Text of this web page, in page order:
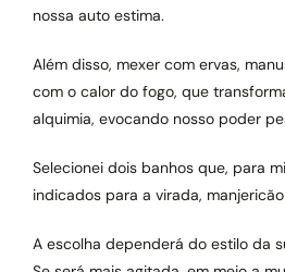
nossa auto estima.
Além disso, mexer com ervas,
com o calor do fogo, que
alquimia, evocando nosso poder
Selecionei dois banhos que, para
indicados para a virada,
A escolha dependerá do estilo da